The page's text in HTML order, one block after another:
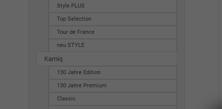
Style PLUS
Top Selection
Tour de France
neu STYLE
Kamiq
130 Jahre Edition
130 Jahre Premium
Classic